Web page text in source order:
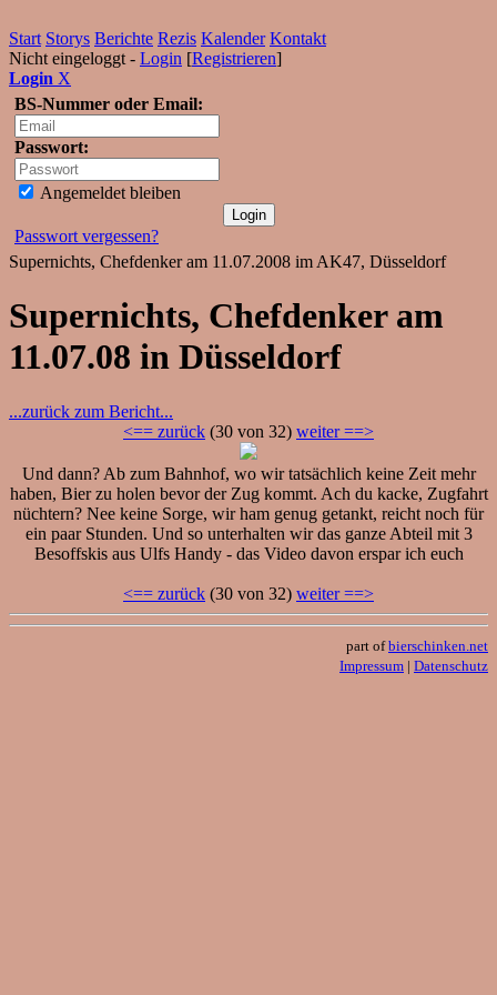
Start Storys Berichte Rezis Kalender Kontakt
Nicht eingeloggt - Login [Registrieren]
Login X
BS-Nummer oder Email:
Passwort:
Angemeldet bleiben
Passwort vergessen?
Supernichts, Chefdenker am 11.07.2008 im AK47, Düsseldorf
Supernichts, Chefdenker am
11.07.08 in Düsseldorf
...zurück zum Bericht...
<== zurück (30 von 32) weiter ==>
Und dann? Ab zum Bahnhof, wo wir tatsächlich keine Zeit mehr
haben, Bier zu holen bevor der Zug kommt. Ach du kacke, Zugfahrt
nüchtern? Nee keine Sorge, wir ham genug getankt, reicht noch für
ein paar Stunden. Und so unterhalten wir das ganze Abteil mit 3
Besoffskis aus Ulfs Handy - das Video davon erspar ich euch
<== zurück (30 von 32) weiter ==>
part ofbierschinken.net
Impressum | Datenschutz